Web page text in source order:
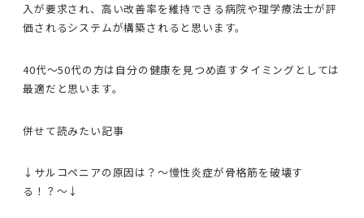
入が要求され、高い改善率を維持できる病院や理学療法士が評
価されるシステムが構築されると思います。
40代〜50代の方は自分の健康を見つめ直すタイミングとしては
最適だと思います。
併せて読みたい記事
↓サルコペニアの原因は？〜慢性炎症が骨格筋を破壊す
る！？〜↓